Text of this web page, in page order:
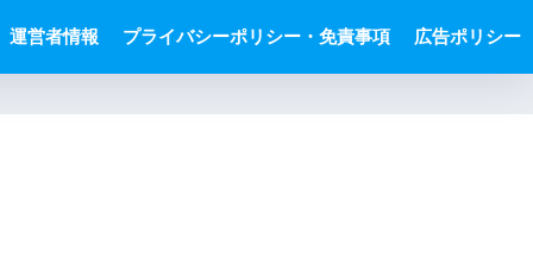
運営者情報 プライバシーポリシー・免責事項 広告ポリシー